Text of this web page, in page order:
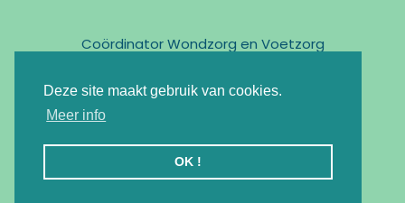
Deze site maakt gebruik van cookies.
Meer info
OK !
Coördinator Wondzorg en Voetzorg
marc@cnpv.be
Registratie KMO-Portefeuille : DV.O105524